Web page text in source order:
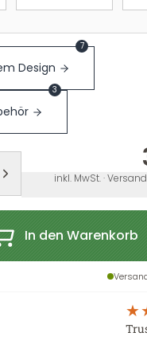
Design
7
3
inkl. MwSt. ·
In den Warenkorb